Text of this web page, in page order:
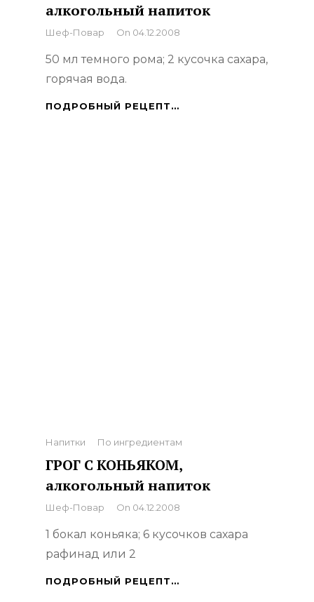
алкогольный напиток
By
Шеф-Повар On 04.12.2008
50 мл темного рома; 2 кусочка сахара,
горячая вода.
ПОДРОБНЫЙ РЕЦЕПТ…
Categories
Напитки По ингредиентам
ГРОГ С КОНЬЯКОМ,
алкогольный напиток
By
Шеф-Повар On 04.12.2008
1 бокал коньяка; 6 кусочков сахара
рафинад или 2
ПОДРОБНЫЙ РЕЦЕПТ…